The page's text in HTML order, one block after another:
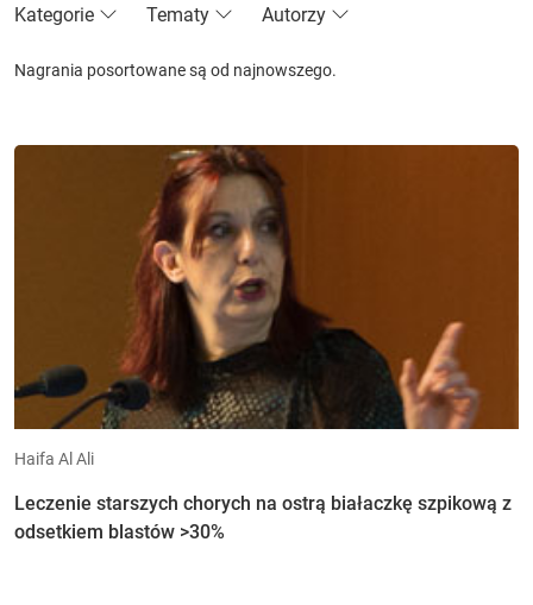
Kategorie Tematy Autorzy
Nagrania posortowane są od najnowszego.
Haifa Al Ali
Leczenie starszych chorych na ostrą białaczkę szpikową z
odsetkiem blastów >30%